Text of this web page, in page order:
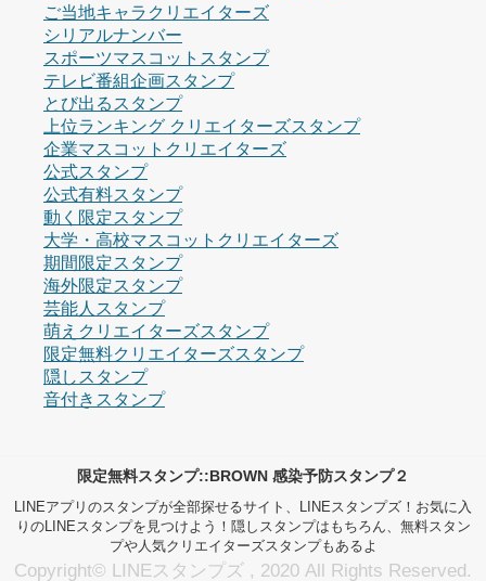
ご当地キャラクリエイターズ
シリアルナンバー
スポーツマスコットスタンプ
テレビ番組企画スタンプ
とび出るスタンプ
上位ランキング クリエイターズスタンプ
企業マスコットクリエイターズ
公式スタンプ
公式有料スタンプ
動く限定スタンプ
大学・高校マスコットクリエイターズ
期間限定スタンプ
海外限定スタンプ
芸能人スタンプ
萌えクリエイターズスタンプ
限定無料クリエイターズスタンプ
隠しスタンプ
音付きスタンプ
限定無料スタンプ::BROWN 感染予防スタンプ２
LINEアプリのスタンプが全部探せるサイト、LINEスタンプズ！お気に入
りのLINEスタンプを見つけよう！隠しスタンプはもちろん、無料スタン
プや人気クリエイターズスタンプもあるよ
Copyright© LINEスタンプズ , 2020 All Rights Reserved.